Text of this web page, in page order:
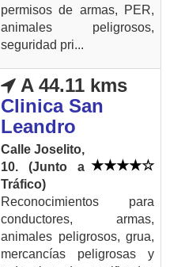
permisos de armas, PER,
animales peligrosos,
seguridad pri...
A 44.11 kms
Clinica San
Leandro
Calle Joselito,
10. (Junto a
Tráfico)
Reconocimientos para
conductores, armas,
animales peligrosos, grua,
mercancías peligrosas y